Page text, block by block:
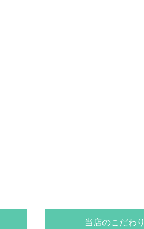
当店のこだわり